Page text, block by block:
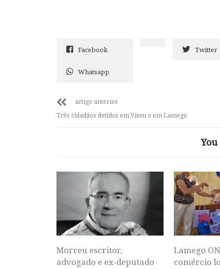
Facebook Twitter
Whatsapp
artigo anterior
Três cidadãos detidos em Viseu e em Lamego
Morreu escritor,
advogado e ex-deputado
Lamego
comércio